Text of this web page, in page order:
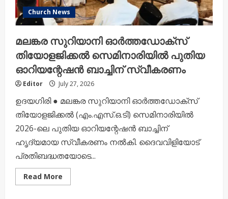
Church News
മലങ്കര സുറിയാനി ഓർത്തഡോക്സ്
തിയോളജിക്കൽ സെമിനാരിയിൽ പുതിയ
ഓറിയന്റേഷൻ ബാച്ചിന് സ്വീകരണം
Editor July 27, 2026
ഉദയഗിരി ● മലങ്കര സുറിയാനി ഓർത്തഡോക്സ്
തിയോളജിക്കൽ (എം.എസ്.ഒ.ടി) സെമിനാരിയിൽ
2026-ലെ പുതിയ ഓറിയന്റേഷൻ ബാച്ചിന്
ഹൃദ്യമായ സ്വീകരണം നൽകി. ദൈവവിളിയോട്
പ്രതിബദ്ധതയോടെ...
Read More
more